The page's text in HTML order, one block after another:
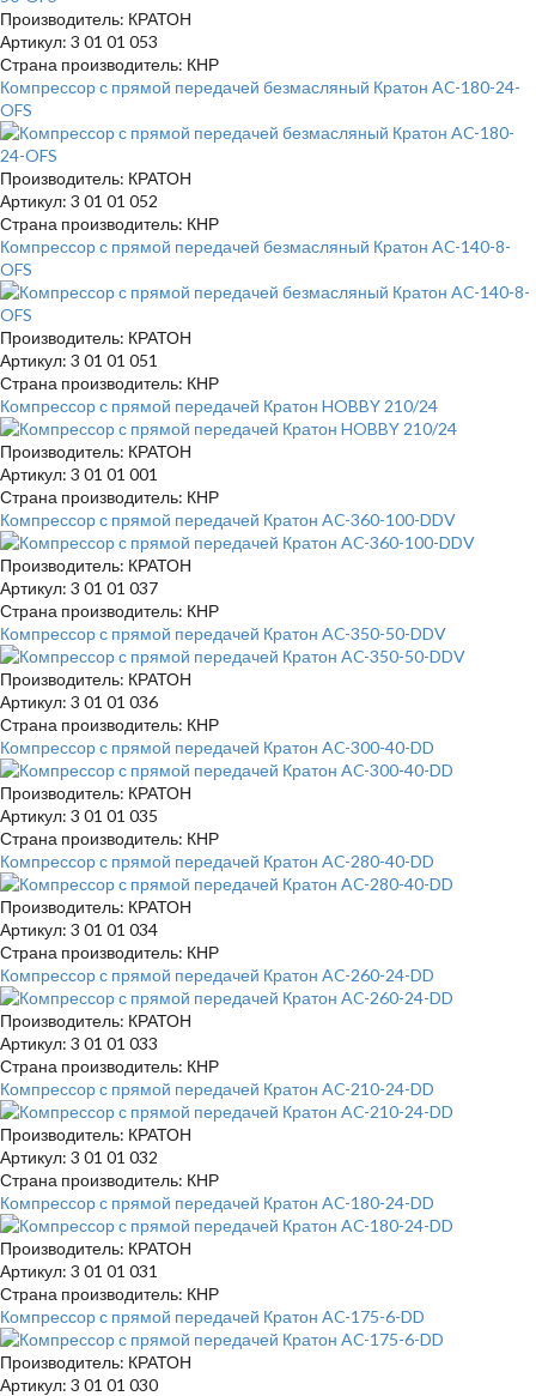
Производитель: КРАТОН
Артикул: 3 01 01 053
Страна производитель: КНР
Компрессор с прямой передачей безмасляный Кратон AC-180-24-
OFS
Производитель: КРАТОН
Артикул: 3 01 01 052
Страна производитель: КНР
Компрессор с прямой передачей безмасляный Кратон AC-140-8-
OFS
Производитель: КРАТОН
Артикул: 3 01 01 051
Страна производитель: КНР
Компрессор с прямой передачей Кратон HOBBY 210/24
Производитель: КРАТОН
Артикул: 3 01 01 001
Страна производитель: КНР
Компрессор с прямой передачей Кратон AC-360-100-DDV
Производитель: КРАТОН
Артикул: 3 01 01 037
Страна производитель: КНР
Компрессор с прямой передачей Кратон AC-350-50-DDV
Производитель: КРАТОН
Артикул: 3 01 01 036
Страна производитель: КНР
Компрессор с прямой передачей Кратон AC-300-40-DD
Производитель: КРАТОН
Артикул: 3 01 01 035
Страна производитель: КНР
Компрессор с прямой передачей Кратон AC-280-40-DD
Производитель: КРАТОН
Артикул: 3 01 01 034
Страна производитель: КНР
Компрессор с прямой передачей Кратон AC-260-24-DD
Производитель: КРАТОН
Артикул: 3 01 01 033
Страна производитель: КНР
Компрессор с прямой передачей Кратон AC-210-24-DD
Производитель: КРАТОН
Артикул: 3 01 01 032
Страна производитель: КНР
Компрессор с прямой передачей Кратон AC-180-24-DD
Производитель: КРАТОН
Артикул: 3 01 01 031
Страна производитель: КНР
Компрессор с прямой передачей Кратон AC-175-6-DD
Производитель: КРАТОН
Артикул: 3 01 01 030